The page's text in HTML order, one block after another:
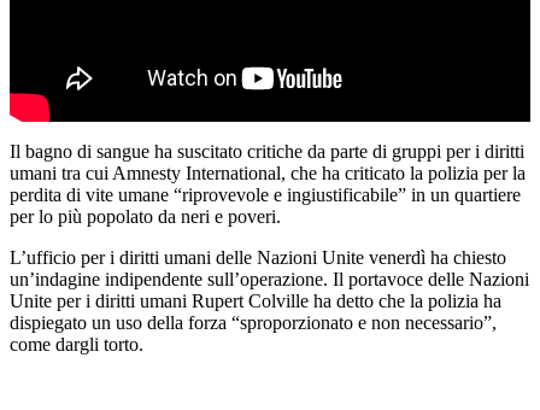
Il bagno di sangue ha suscitato critiche da parte di gruppi per i diritti
umani tra cui Amnesty International, che ha criticato la polizia per la
perdita di vite umane “riprovevole e ingiustificabile” in un quartiere
per lo più popolato da neri e poveri.
L’ufficio per i diritti umani delle Nazioni Unite venerdì ha chiesto
un’indagine indipendente sull’operazione. Il portavoce delle Nazioni
Unite per i diritti umani Rupert Colville ha detto che la polizia ha
dispiegato un uso della forza “sproporzionato e non necessario”,
come dargli torto.